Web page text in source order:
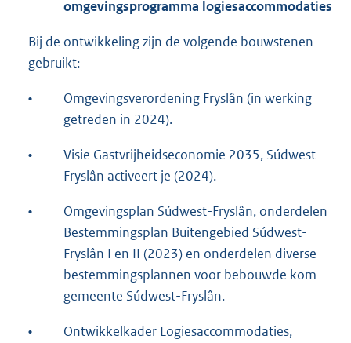
omgevingsprogramma logiesaccommodaties
Bij de ontwikkeling zijn de volgende bouwstenen
gebruikt:
•
Omgevingsverordening Fryslân (in werking
getreden in 2024).
•
Visie Gastvrijheidseconomie 2035, Súdwest-
Fryslân activeert je (2024).
•
Omgevingsplan Súdwest-Fryslân, onderdelen
Bestemmingsplan Buitengebied Súdwest-
Fryslân I en II (2023) en onderdelen diverse
bestemmingsplannen voor bebouwde kom
gemeente Súdwest-Fryslân.
•
Ontwikkelkader Logiesaccommodaties,